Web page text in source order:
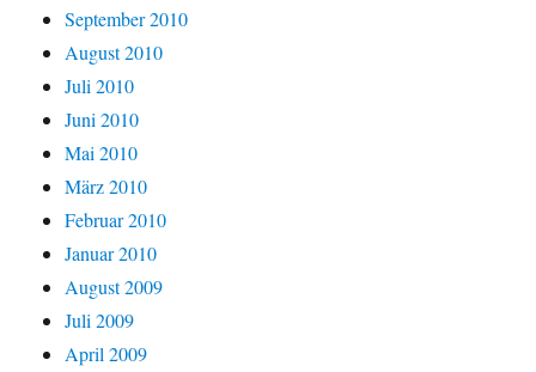
September 2010
August 2010
Juli 2010
Juni 2010
Mai 2010
März 2010
Februar 2010
Januar 2010
August 2009
Juli 2009
April 2009